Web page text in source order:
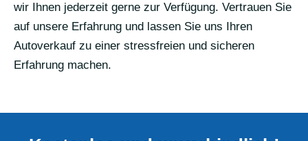
wir Ihnen jederzeit gerne zur Verfügung. Vertrauen Sie
auf unsere Erfahrung und lassen Sie uns Ihren
Autoverkauf zu einer stressfreien und sicheren
Erfahrung machen.